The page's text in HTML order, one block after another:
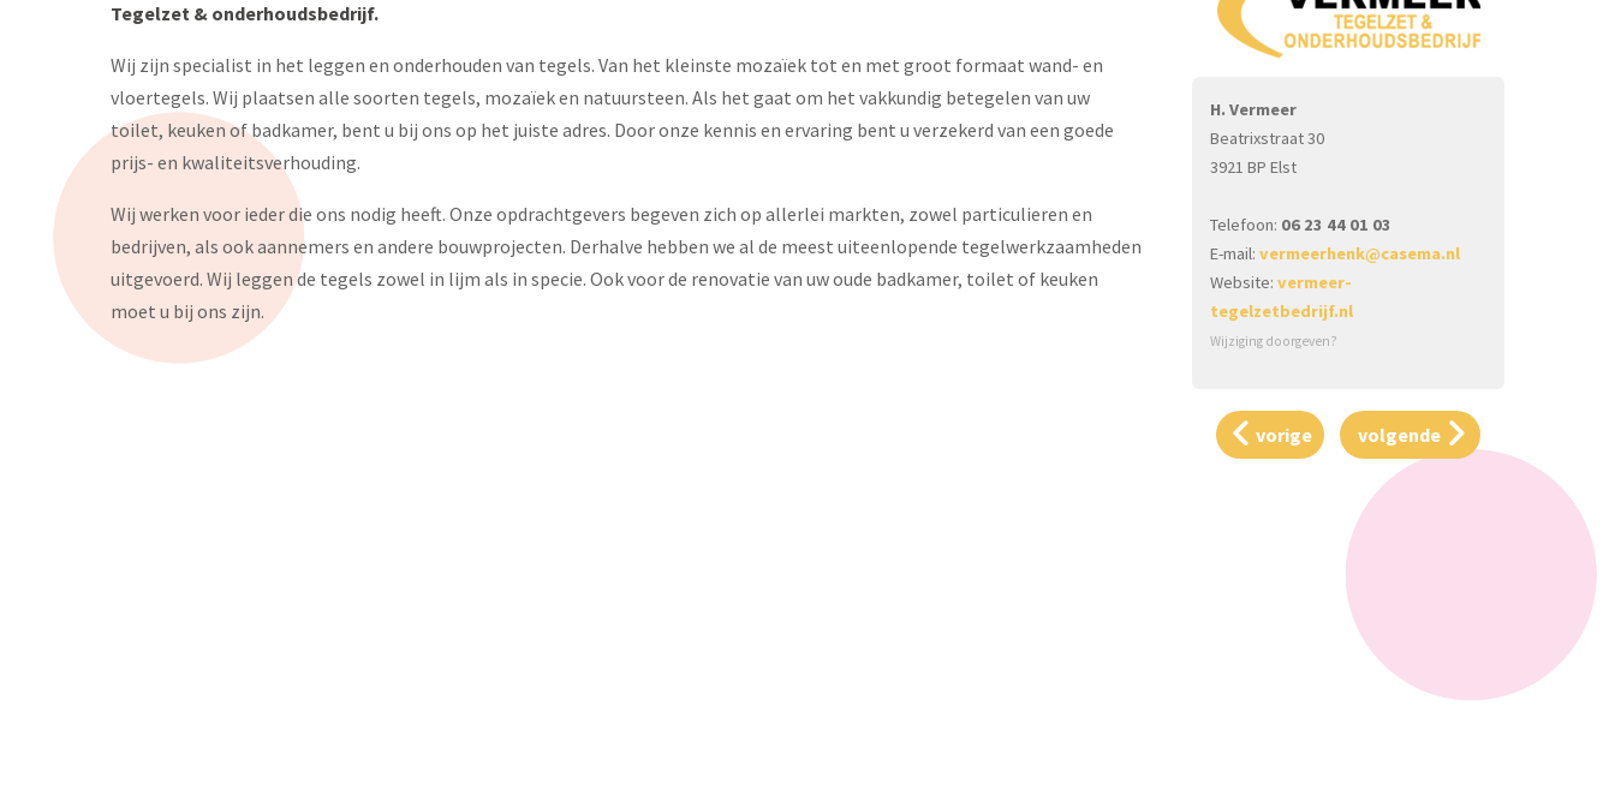
Tegelzet & onderhoudsbedrijf.
Wij zijn specialist in het leggen en onderhouden van tegels. Van het kleinste mozaïek tot en met groot formaat wand- en
vloertegels. Wij plaatsen alle soorten tegels, mozaïek en natuursteen. Als het gaat om het vakkundig betegelen van uw
toilet, keuken of badkamer, bent u bij ons op het juiste adres. Door onze kennis en ervaring bent u verzekerd van een goede
prijs- en kwaliteitsverhouding.
Wij werken voor ieder die ons nodig heeft. Onze opdrachtgevers begeven zich op allerlei markten, zowel particulieren en
bedrijven, als ook aannemers en andere bouwprojecten. Derhalve hebben we al de meest uiteenlopende tegelwerkzaamheden
uitgevoerd. Wij leggen de tegels zowel in lijm als in specie. Ook voor de renovatie van uw oude badkamer, toilet of keuken
moet u bij ons zijn.
H. Vermeer
Beatrixstraat 30
3921 BP Elst
Telefoon: 06 23 44 01 03
E-mail: vermeerhenk@casema.nl
Website: vermeer-
tegelzetbedrijf.nl
Wijziging doorgeven?
vorige volgende